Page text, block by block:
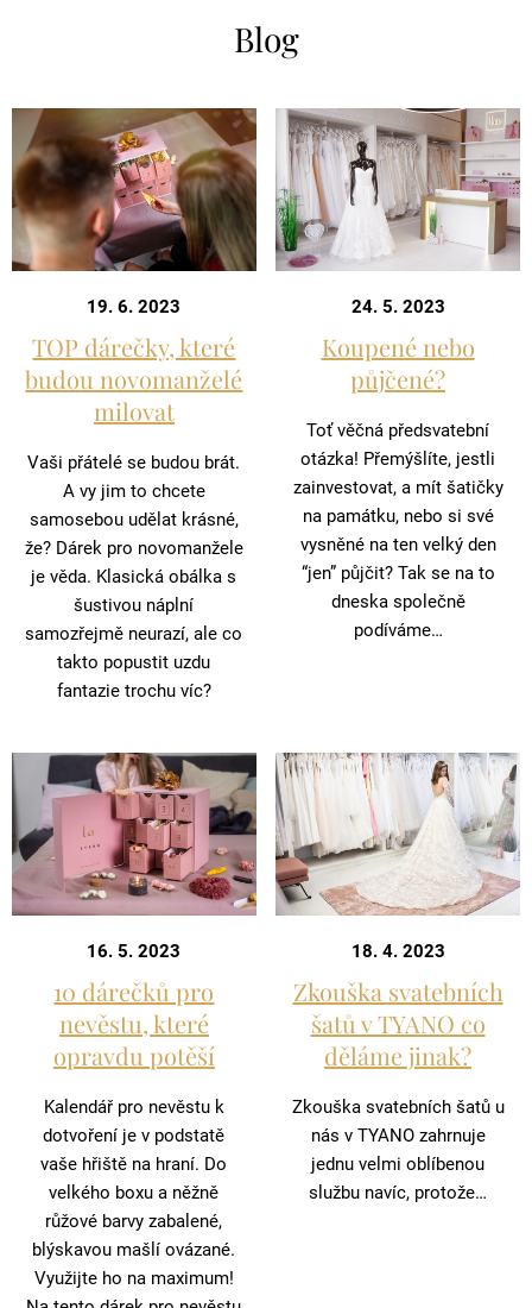
Blog
19. 6. 2023
TOP dárečky, které
budou novomanželé
milovat
Vaši přátelé se budou brát.
A vy jim to chcete
samosebou udělat krásné,
že? Dárek pro novomanžele
je věda. Klasická obálka s
šustivou náplní
samozřejmě neurazí, ale co
takto popustit uzdu
fantazie trochu víc?
24. 5. 2023
Koupené nebo
půjčené?
Toť věčná předsvatební
otázka! Přemýšlíte, jestli
zainvestovat, a mít šatičky
na památku, nebo si své
vysněné na ten velký den
“jen” půjčit? Tak se na to
dneska společně
podíváme…
16. 5. 2023
10 dárečků pro
nevěstu, které
opravdu potěší
Kalendář pro nevěstu k
dotvoření je v podstatě
vaše hřiště na hraní. Do
velkého boxu a něžně
růžové barvy zabalené,
blýskavou mašlí ovázané.
Využijte ho na maximum!
18. 4. 2023
Zkouška svatebních
šatů v TYANO co
děláme jinak?
Zkouška svatebních šatů u
nás v TYANO zahrnuje
jednu velmi oblíbenou
službu navíc, protože…